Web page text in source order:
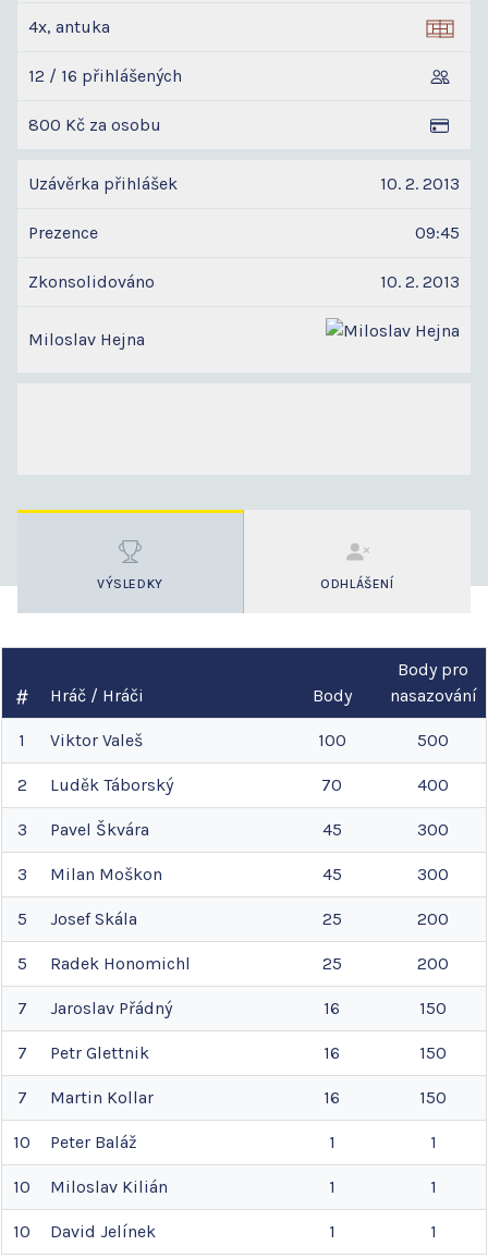
4x, antuka
12 / 16 přihlášených
800 Kč za osobu
Uzávěrka přihlášek 10. 2. 2013
Prezence 09:45
Zkonsolidováno 10. 2. 2013
Miloslav Hejna
VÝSLEDKY ODHLÁŠENÍ
Hráč / Hráči Body
Body pro
nasazování
1 Viktor Valeš 100 500
2 Luděk Táborský 70 400
3 Pavel Škvára 45 300
3 Milan Moškon 45 300
5 Josef Skála 25 200
5 Radek Honomichl 25 200
7 Jaroslav Přádný 16 150
7 Petr Glettnik 16 150
7 Martin Kollar 16 150
10 Peter Baláž 1 1
10 Miloslav Kilián 1 1
10 David Jelínek 1 1